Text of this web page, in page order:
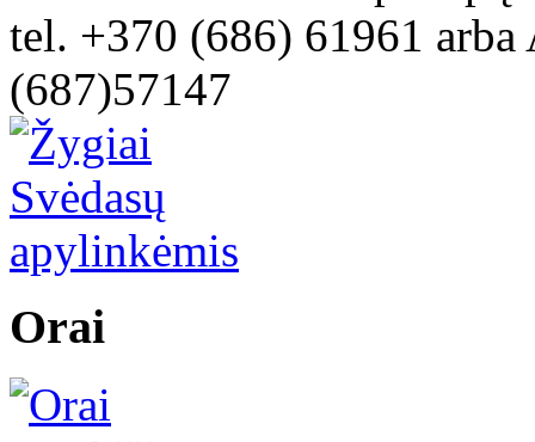
tel. +370 (686) 61961
(687)57147
Orai